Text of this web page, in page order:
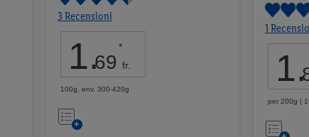
3 Recensioni
1.69
*
fr.
100g, env. 300-420g
Nell’elenco
1
1.
per 200g |